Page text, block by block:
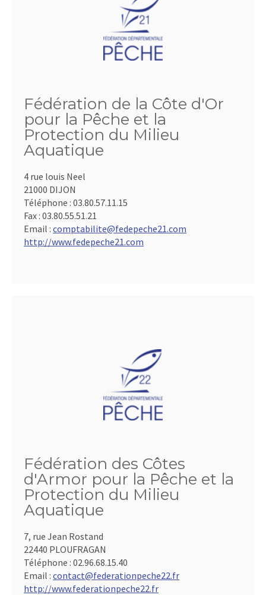
Fédération de la Côte d'Or
pour la Pêche et la
Protection du Milieu
Aquatique
4 rue louis Neel
21000 DIJON
Téléphone : 03.80.57.11.15
Fax : 03.80.55.51.21
Email : comptabilite@fedepeche21.com
http://www.fedepeche21.com
Fédération des Côtes
d'Armor pour la Pêche et la
Protection du Milieu
Aquatique
7, rue Jean Rostand
22440 PLOUFRAGAN
Téléphone : 02.96.68.15.40
Email : contact@federationpeche22.fr
http://www.federationpeche22.fr